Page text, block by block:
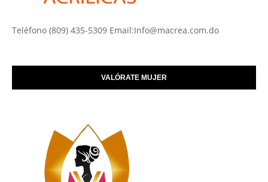
Teléfono (809) 435-5309 Email:Info@macrea.com.do
VALÓRATE MUJER